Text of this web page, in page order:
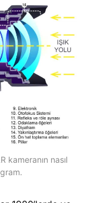
kameranın nasıl